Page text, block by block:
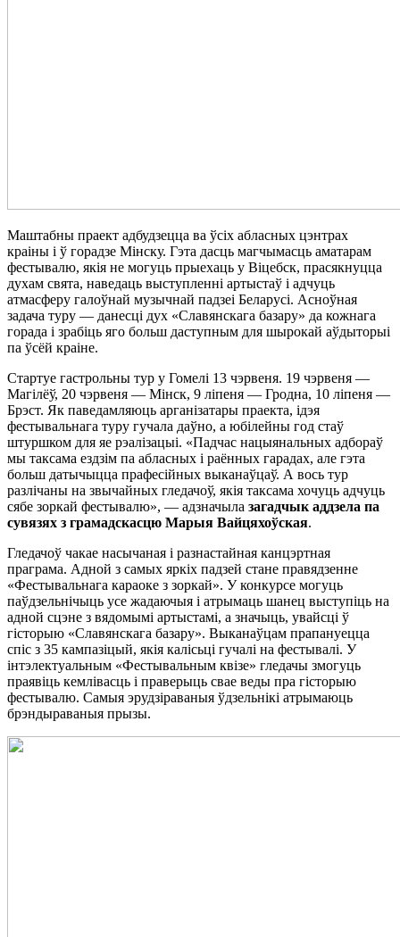
Маштабны праект адбудзецца ва ўсіх абласных цэнтрах
краіны і ў горадзе Мінску. Гэта дасць магчымасць аматарам
фестывалю, якія не могуць прыехаць у Віцебск, прасякнуцца
духам свята, наведаць выступленні артыстаў і адчуць
атмасферу галоўнай музычнай падзеі Беларусі. Асноўная
задача туру — данесці дух «Славянскага базару» да кожнага
горада і зрабіць яго больш даступным для шырокай аўдыторыі
па ўсёй краіне.
Стартуе гастрольны тур у Гомелі 13 чэрвеня. 19 чэрвеня —
Магілёў, 20 чэрвеня — Мінск, 9 ліпеня — Гродна, 10 ліпеня —
Брэст. Як паведамляюць арганізатары праекта, ідэя
фестывальнага туру гучала даўно, а юбілейны год стаў
штуршком для яе рэалізацыі. «Падчас нацыянальных адбораў
мы таксама ездзім па абласных і раённых гарадах, але гэта
больш датычыцца прафесійных выканаўцаў. А вось тур
разлічаны на звычайных гледачоў, якія таксама хочуць адчуць
сябе зоркай фестывалю», — адзначыла загадчык аддзела па
сувязях з грамадскасцю Марыя Вайцяхоўская.
Гледачоў чакае насычаная і разнастайная канцэртная
праграма. Адной з самых яркіх падзей стане правядзенне
«Фестывальнага караоке з зоркай». У конкурсе могуць
паўдзельнічыць усе жадаючыя і атрымаць шанец выступіць на
адной сцэне з вядомымі артыстамі, а значыць, увайсці ў
гісторыю «Славянскага базару». Выканаўцам прапануецца
спіс з 35 кампазіцый, якія калісьці гучалі на фестывалі. У
інтэлектуальным «Фестывальным квізе» гледачы змогуць
праявіць кемлівасць і праверыць свае веды пра гісторыю
фестывалю. Самыя эрудзіраваныя ўдзельнікі атрымаюць
брэндыраваныя прызы.